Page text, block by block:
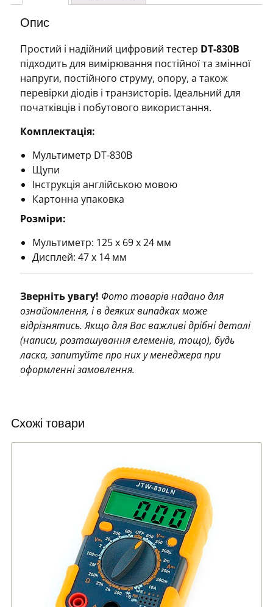
Опис
Простий і надійний цифровий тестер DT-830B
підходить для вимірювання постійної та змінної
напруги, постійного струму, опору, а також
перевірки діодів і транзисторів. Ідеальний для
початківців і побутового використання.
Комплектація:
Мультиметр DT-830B
Щупи
Інструкція англійською мовою
Картонна упаковка
Розміри:
Мультиметр: 125 х 69 х 24 мм
Дисплей: 47 х 14 мм
Зверніть увагу! Фото товарів надано для
ознайомлення, і в деяких випадках може
відрізнятись. Якщо для Вас важливі дрібні деталі
(написи, розташування елеменів, тощо), будь
ласка, запитуйте про них у менеджера при
оформленні замовлення.
Схожі товари